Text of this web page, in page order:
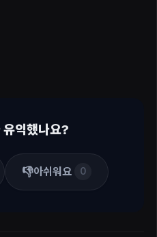
유익했나요?
👎아쉬워요 0